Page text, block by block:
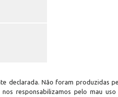
declarada. Não foram produzidas
responsabilizamos pelo mau